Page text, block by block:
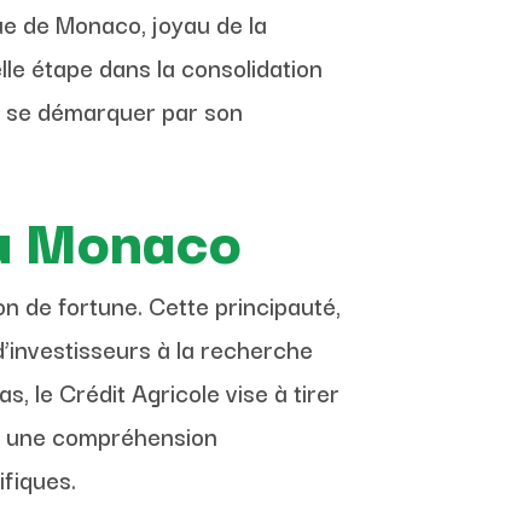
de Monaco, joyau de la
étape dans la consolidation
démarquer par son
Monaco
de fortune. Cette principauté,
à la recherche
le Crédit Agricole vise à tirer
compréhension